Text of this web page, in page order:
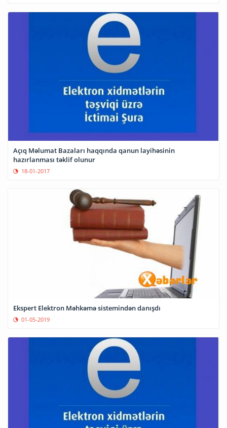
Açıq Məlumat Bazaları haqqında qanun layihəsinin
hazırlanması təklif olunur
18-01-2017
Ekspert Elektron Məhkəmə sistemindən danışdı
01-05-2019